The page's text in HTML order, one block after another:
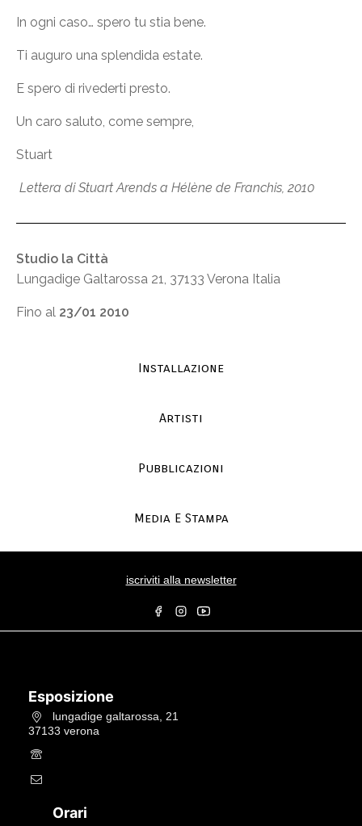
Installazione
Artisti
Pubblicazioni
Media E Stampa
In ogni caso… spero tu stia bene.
Ti auguro una splendida estate.
E spero di rivederti presto.
Un caro saluto, come sempre,
Stuart
Lettera di Stuart Arends a Hélène de Franchis, 2010
Studio la Città
Lungadige Galtarossa 21, 37133 Verona Italia
Fino al 23/01 2010
iscriviti alla newsletter
Esposizione
lungadige galtarossa, 21
37133 verona
Orari